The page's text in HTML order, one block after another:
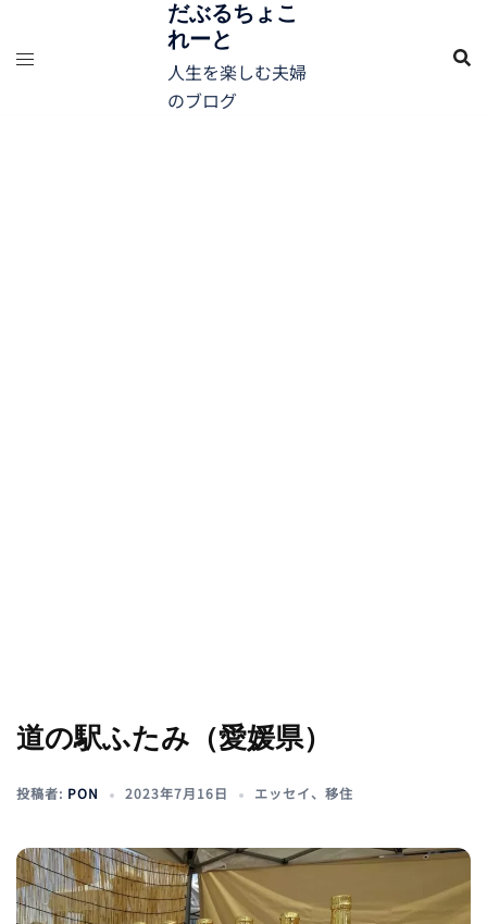
だぶるちょこ
れーと
人生を楽しむ夫婦
のブログ
道の駅ふたみ（愛媛県）
投稿者: PON 2023年7月16日 エッセイ、 移住